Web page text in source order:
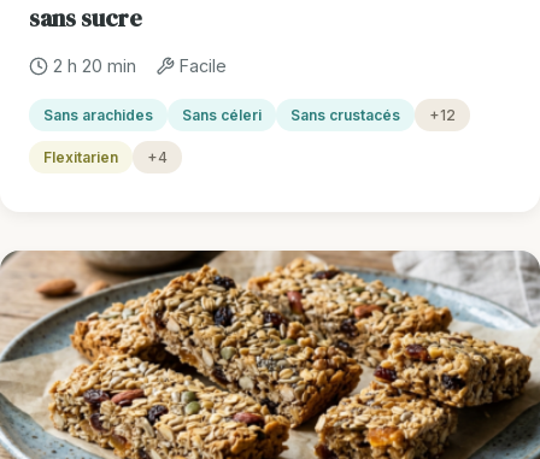
sans sucre
2 h 20 min Facile
Sans arachides Sans céleri Sans crustacés +12
Flexitarien +4